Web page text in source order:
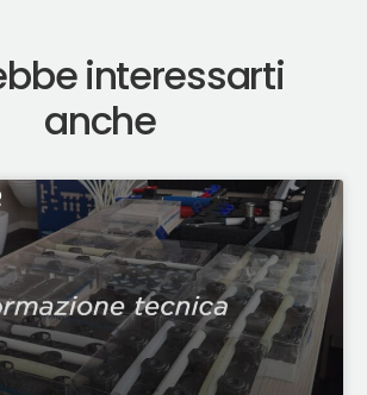
interessarti
anche